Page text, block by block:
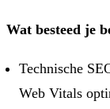
Wat besteed je
Technische
Web Vitals